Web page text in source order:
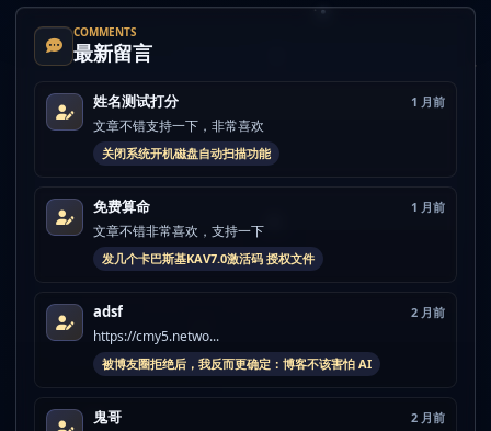
COMMENTS
最新留言
姓名测试打分 1 月前
文章不错支持一下，非常喜欢
关闭系统开机磁盘自动扫描功能
免费算命 1 月前
文章不错非常喜欢，支持一下
发几个卡巴斯基KAV7.0激活码 授权文件
adsf 2 月前
https://cmy5.netwo...
被博友圈拒绝后，我反而更确定：博客不该害怕 AI
鬼哥 2 月前